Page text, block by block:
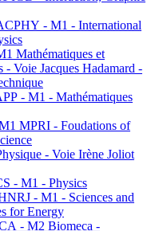
- M1 - International
Mathématiques et
- Voie Jacques Hadamard -
- M1 - Mathématiques
MPRI - Foudations of
- Voie Irène Joliot
- M1 - Physics
- M1 - Sciences and
for Energy
- M2 Biomeca -